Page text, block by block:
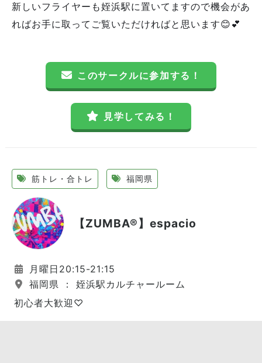
新しいフライヤーも姪浜駅に置いてますので機会があ
ればお手に取ってご覧いただければと思います😊💕
このサークルに参加する！
見学してみる！
筋トレ・合トレ 福岡県
【ZUMBA®】espacio
月曜日20:15-21:15
福岡県 ： 姪浜駅カルチャールーム
初心者大歓迎♡